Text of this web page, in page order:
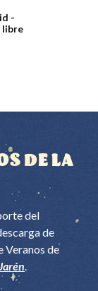
-
libre
DE LA
del
de
Veranos de
.